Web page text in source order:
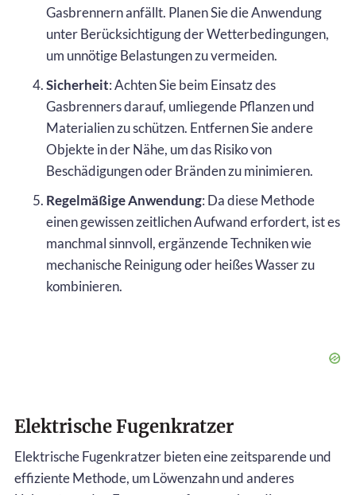
Gasbrennern anfällt. Planen Sie die Anwendung
unter Berücksichtigung der Wetterbedingungen,
um unnötige Belastungen zu vermeiden.
Sicherheit: Achten Sie beim Einsatz des
Gasbrenners darauf, umliegende Pflanzen und
Materialien zu schützen. Entfernen Sie andere
Objekte in der Nähe, um das Risiko von
Beschädigungen oder Bränden zu minimieren.
Regelmäßige Anwendung: Da diese Methode
einen gewissen zeitlichen Aufwand erfordert, ist es
manchmal sinnvoll, ergänzende Techniken wie
mechanische Reinigung oder heißes Wasser zu
kombinieren.
Elektrische Fugenkratzer
Elektrische Fugenkratzer bieten eine zeitsparende und
effiziente Methode, um Löwenzahn und anderes